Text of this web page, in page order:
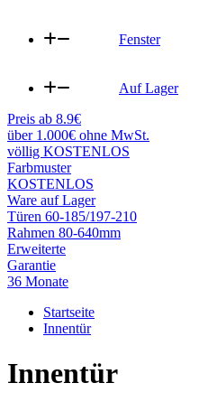
Fenster
Auf Lager
Preis ab 8.9€
über 1.000€ ohne MwSt.
völlig KOSTENLOS
Farbmuster
KOSTENLOS
Ware auf Lager
Türen 60-185/197-210
Rahmen 80-640mm
Erweiterte
Garantie
36 Monate
Startseite
Innentür
Innentür